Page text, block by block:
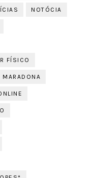
NOTÓCIA
FÍSICO
MARADONA